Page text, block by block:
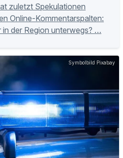
zuletzt Spekulationen
Online-Kommentarspalten:
in der Region unterwegs? …
Symbolbild Pixabay